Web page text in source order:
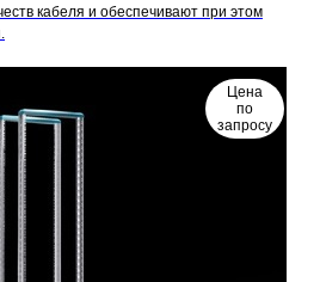
кабеля и обеспечивают при этом
Цена
по
запросу